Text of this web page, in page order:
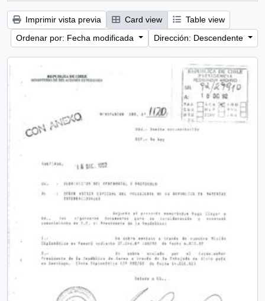
Imprimir vista previa Card view
Table view
Ordenar por: Fecha modificada
Dirección: Descendente